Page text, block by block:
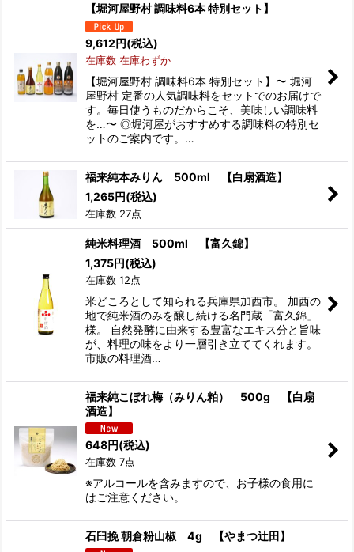
【堀河屋野村 調味料6本 特別セット】
9,612円(税込)
在庫数 在庫わずか
【堀河屋野村 調味料6本 特別セット】〜 堀河
屋野村 定番の人気調味料をセットでのお届けで
す。毎日使うものだからこそ、美味しい調味料
を…〜 ◎堀河屋がおすすめする調味料の特別セ
ットのご案内です。…
福来純本みりん 500ml 【白扇酒造】
1,265円(税込)
在庫数 27点
純米料理酒 500ml 【富久錦】
1,375円(税込)
在庫数 12点
米どころとして知られる兵庫県加西市。 加西の
地で純米酒のみを醸し続ける名門蔵「富久錦」
様。 自然発酵に由来する豊富なエキス分と旨味
が、料理の味をより一層引き立ててくれます。
市販の料理酒…
福来純こぼれ梅（みりん粕） 500g 【白扇
酒造】
648円(税込)
在庫数 7点
※アルコールを含みますので、お子様の食用に
はご注意ください。
石臼挽 朝倉粉山椒 4g 【やまつ辻田】